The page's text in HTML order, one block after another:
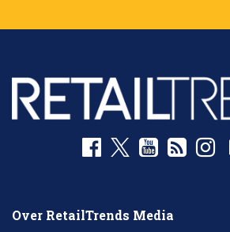
Over RetailTrends Media